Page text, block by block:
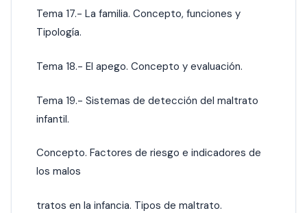
Tema 17.- La familia. Concepto, funciones y
Tipología.
Tema 18.- El apego. Concepto y evaluación.
Tema 19.- Sistemas de detección del maltrato
infantil.
Concepto. Factores de riesgo e indicadores de
los malos
tratos en la infancia. Tipos de maltrato.